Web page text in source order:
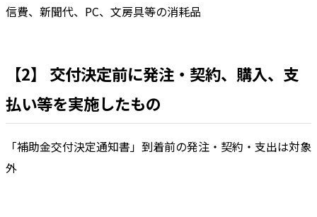
信費、新聞代、PC、文房具等の消耗品
【2】 交付決定前に発注・契約、購入、支
払い等を実施したもの
「補助金交付決定通知書」到着前の発注・契約・支出は対象
外